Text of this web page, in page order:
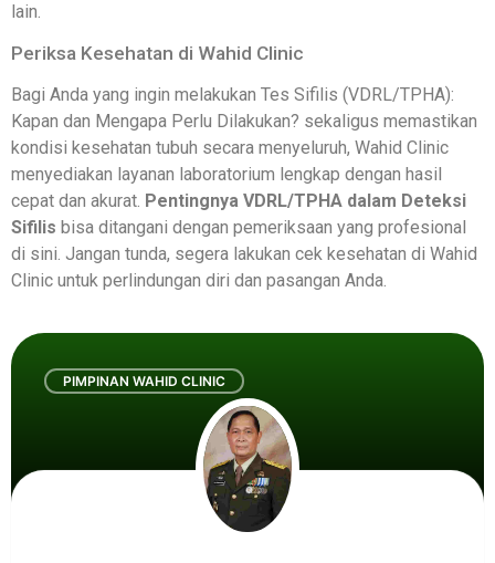
lain.
Periksa Kesehatan di Wahid Clinic
Bagi Anda yang ingin melakukan Tes Sifilis (VDRL/TPHA):
Kapan dan Mengapa Perlu Dilakukan? sekaligus memastikan
kondisi kesehatan tubuh secara menyeluruh, Wahid Clinic
menyediakan layanan laboratorium lengkap dengan hasil
cepat dan akurat. Pentingnya VDRL/TPHA dalam Deteksi
Sifilis bisa ditangani dengan pemeriksaan yang profesional
di sini. Jangan tunda, segera lakukan cek kesehatan di Wahid
Clinic untuk perlindungan diri dan pasangan Anda.
PIMPINAN WAHID CLINIC